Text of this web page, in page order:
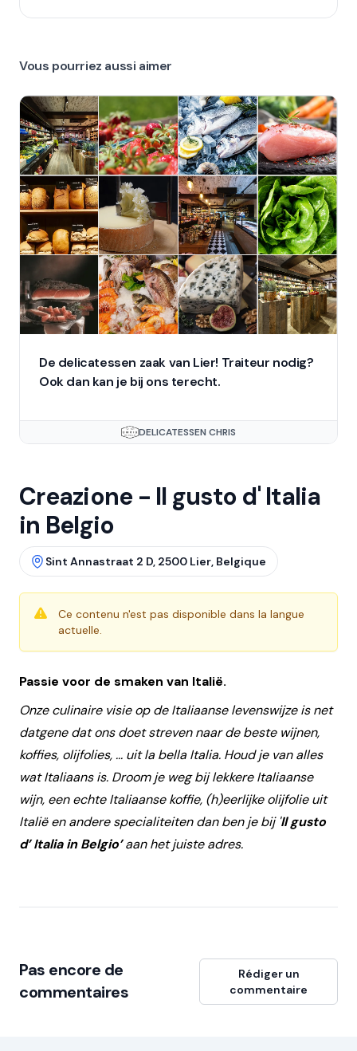
Vous pourriez aussi aimer
De delicatessen zaak van Lier! Traiteur nodig?
Ook dan kan je bij ons terecht.
DELICATESSEN CHRIS
Creazione - Il gusto d' Italia
in Belgio
Sint Annastraat 2 D, 2500 Lier, Belgique
Ce contenu n'est pas disponible dans la langue
actuelle.
Passie voor de smaken van Italië.
Onze culinaire visie op de Italiaanse levenswijze is net
datgene dat ons doet streven naar de beste wijnen,
koffies, olijfolies, ... uit la bella Italia. Houd je van alles
wat Italiaans is. Droom je weg bij lekkere Italiaanse
wijn, een echte Italiaanse koffie, (h)eerlijke olijfolie uit
Italië en andere specialiteiten dan ben je bij ' Il gusto
d’ Italia in Belgio’aan het juiste adres.
Pas encore de
commentaires
Rédiger un
commentaire